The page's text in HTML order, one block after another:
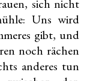
sich nicht
Uns wird
gibt, und
noch rächen
anderes tun